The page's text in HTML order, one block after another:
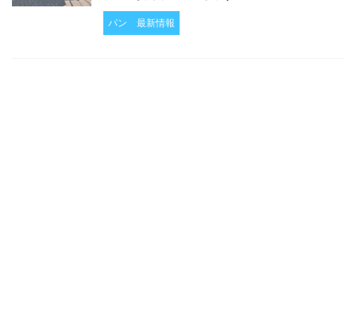
パン 最新情報